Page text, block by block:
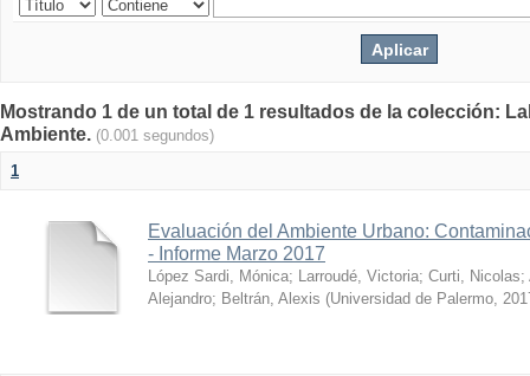
Mostrando 1 de un total de 1 resultados de la colección:
Ambiente. (0.001 segundos)
1
Evaluación del Ambiente Urbano:
- Informe Marzo 2017
López Sardi, Mónica; Larroudé, Victoria; Curti, Nicolas;
Alejandro; Beltrán, Alexis (Universidad de Palermo,